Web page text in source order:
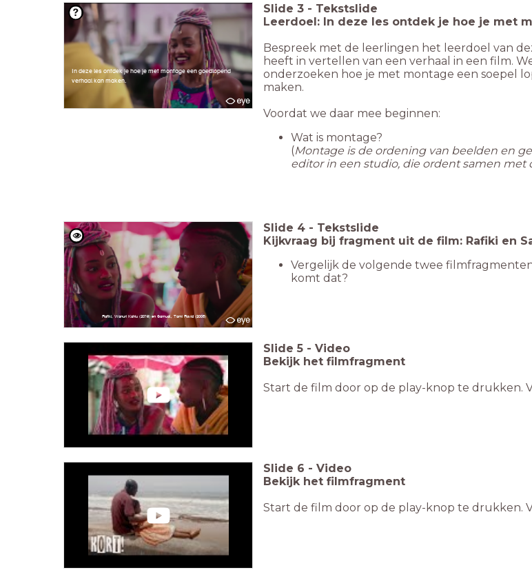
In deze les ontdek je hoe je met montage een goedlopend
verhaal kan maken.
Slide 3 - Tekstslide
Leerdoel: In deze les ontdek je hoe je met
Bespreek met de leerlingen het leerdoel van
heeft in vertellen van een verhaal in een film.
onderzoeken hoe je met montage een soepel
maken.
Voordat we daar mee beginnen:
Wat is montage?
(Montage is de ordening van beelden en
editor in een studio, die ordent samen
Rafiki, Wanuri Kahiu (2019) en Samual, Tami Ravid (2005)
Slide 4 - Tekstslide
Kijkvraag bij fragment uit de film: Rafiki en
Vergelijk de volgende twee
komt dat?
Slide 5 - Video
Bekijk het filmfragment
Start de film door op de play-knop te drukken.
Slide 6 - Video
Bekijk het filmfragment
Start de film door op de play-knop te drukken.